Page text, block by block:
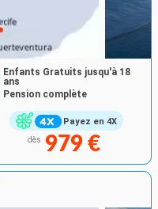
Payez en 4X
Enfants Gratuits jusqu'à 18
ans
Pension complète
dès 979 €